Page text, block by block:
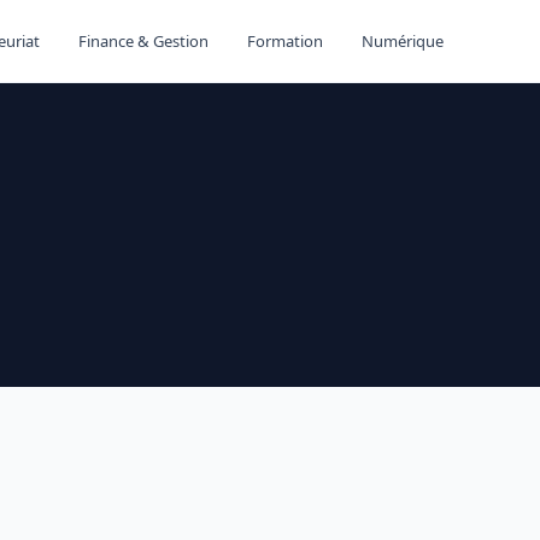
Finance & Gestion Formation Numérique